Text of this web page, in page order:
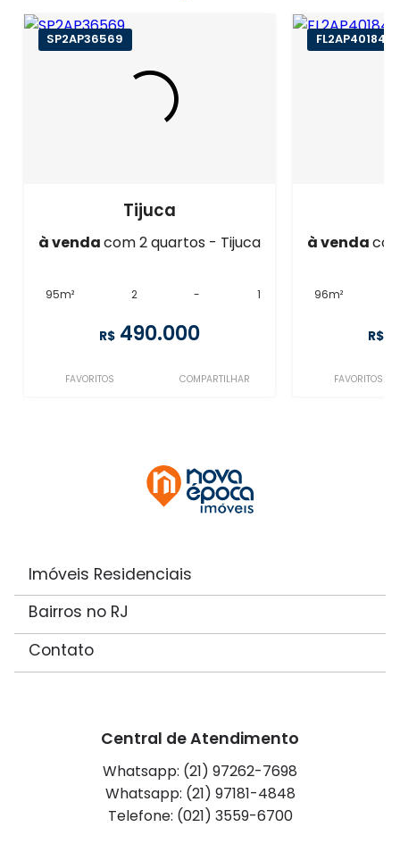
SP2AP36569
Tijuca
à vendacom 2 quartos - Tijuca
95m² 2 - 1
R$ 490.000
FAVORITOS COMPARTILHAR
FL2AP40184
à venda
96m²
R$
FAVORITOS
Imóveis Residenciais
Bairros no RJ
Contato
Central de Atendimento
Whatsapp: (21) 97262-7698
Whatsapp: (21) 97181-4848
Telefone: (021) 3559-6700